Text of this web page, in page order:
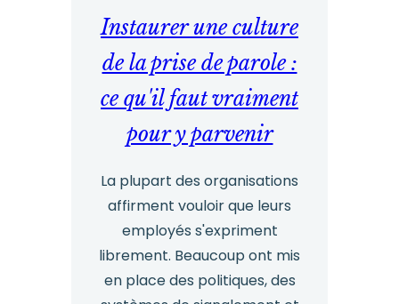
Instaurer une culture
de la prise de parole :
ce qu'il faut vraiment
pour y parvenir
La plupart des organisations
affirment vouloir que leurs
employés s'expriment
librement. Beaucoup ont mis
en place des politiques, des